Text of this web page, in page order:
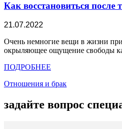
Как восстановиться
21.07.2022
Очень немногие вещи в жизни
окрыляющее ощущение свободы
ПОДРОБНЕЕ
Отношения и брак
задайте вопрос